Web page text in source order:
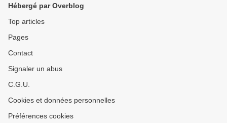
l'enfance.
Hébergé par Overblog
Top articles
Pages
Contact
Signaler un abus
C.G.U.
Cookies et données personnelles
Préférences cookies